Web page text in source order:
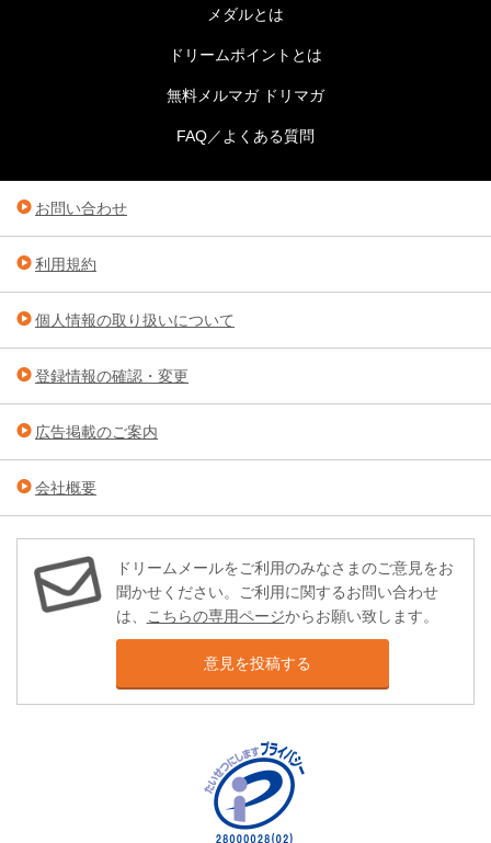
メダルとは
ドリームポイントとは
無料メルマガ ドリマガ
FAQ／よくある質問
お問い合わせ
利用規約
個人情報の取り扱いについて
登録情報の確認・変更
広告掲載のご案内
会社概要
ドリームメールをご利用のみなさまのご意見をお
聞かせください。ご利用に関するお問い合わせ
は、 こちらの専用ページからお願い致します。
意見を投稿する